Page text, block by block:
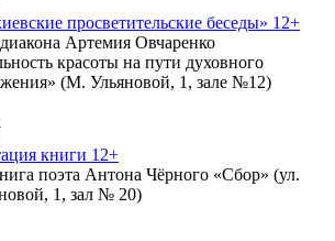
просветительские беседы» 12+
Артемия Овчаренко
красоты на пути духовного
(М. Ульяновой, 1, зале №12)
книги 12+
поэта Антона Чёрного «Сбор» (ул.
1, зал № 20)